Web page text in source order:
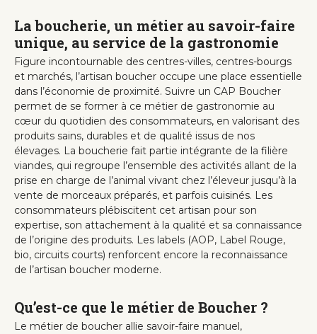
La boucherie, un métier au savoir-faire
unique, au service de la gastronomie
Figure incontournable des centres-villes, centres-bourgs
et marchés, l’artisan boucher occupe une place essentielle
dans l’économie de proximité. Suivre un CAP Boucher
permet de se former à ce métier de gastronomie au
cœur du quotidien des consommateurs, en valorisant des
produits sains, durables et de qualité issus de nos
élevages. La boucherie fait partie intégrante de la filière
viandes, qui regroupe l’ensemble des activités allant de la
prise en charge de l’animal vivant chez l’éleveur jusqu’à la
vente de morceaux préparés, et parfois cuisinés. Les
consommateurs plébiscitent cet artisan pour son
expertise, son attachement à la qualité et sa connaissance
de l’origine des produits. Les labels (AOP, Label Rouge,
bio, circuits courts) renforcent encore la reconnaissance
de l’artisan boucher moderne.
Qu’est-ce que le métier de Boucher ?
Le métier de boucher allie savoir-faire manuel,